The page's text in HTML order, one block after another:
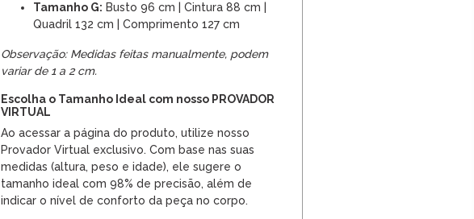
Tamanho G: Busto 96 cm | Cintura 88 cm |
Quadril 132 cm | Comprimento 127 cm
Observação: Medidas feitas manualmente, podem
variar de 1 a 2 cm.
Escolha o Tamanho Ideal com nosso PROVADOR
VIRTUAL
Ao acessar a página do produto, utilize nosso
Provador Virtual exclusivo. Com base nas suas
medidas (altura, peso e idade), ele sugere o
tamanho ideal com 98% de precisão, além de
indicar o nível de conforto da peça no corpo.